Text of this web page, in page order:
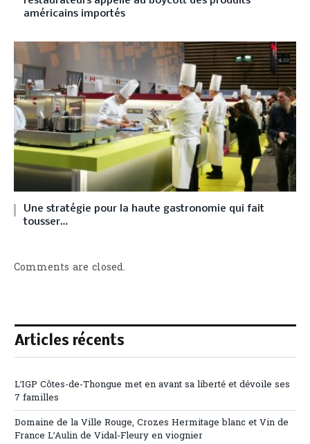
américains importés
Une stratégie pour la haute gastronomie qui fait
tousser…
Comments are closed.
Articles récents
L’IGP Côtes-de-Thongue met en avant sa liberté et dévoile ses
7 familles
Domaine de la Ville Rouge, Crozes Hermitage blanc et Vin de
France L’Aulin de Vidal-Fleury en viognier